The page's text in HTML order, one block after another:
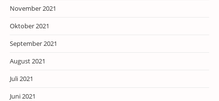
November 2021
Oktober 2021
September 2021
August 2021
Juli 2021
Juni 2021